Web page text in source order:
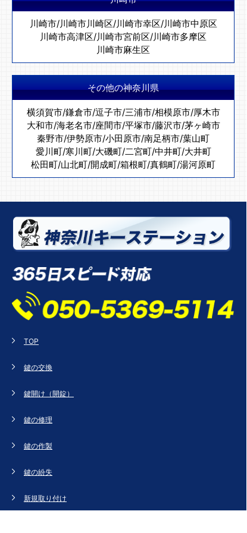
川崎市/川崎市川崎区/川崎市幸区/川崎市中原区
川崎市高津区/川崎市宮前区/川崎市多摩区
川崎市麻生区
その他の神奈川県
横須賀市/鎌倉市/逗子市/三浦市/相模原市/厚木市
大和市/海老名市/座間市/平塚市/藤沢市/茅ヶ崎市
秦野市/伊勢原市/小田原市/南足柄市/葉山町
愛川町/寒川町/大磯町/二宮町/中井町/大井町
松田町/山北町/開成町/箱根町/真鶴町/湯河原町
TOP
鍵の交換
鍵開け（開錠）
鍵の修理
鍵の作製
鍵の紛失
新規取り付け